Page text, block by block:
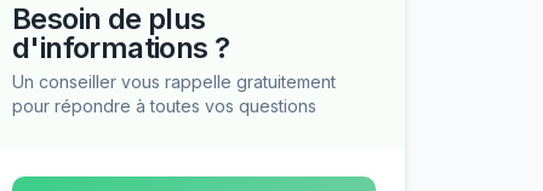
Besoin de plus
d'informations ?
Un conseiller vous rappelle gratuitement
pour répondre à toutes vos questions